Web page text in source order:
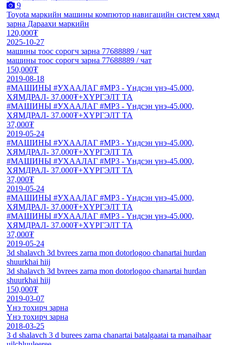
9
Toyota маркийн машины компютор навигацийн систем хямд
зарна Дараахи маркийн
120,000₮
2025-10-27
машины тоос сорогч зарна 77688889 / чат
машины тоос сорогч зарна 77688889 / чат
150,000₮
2019-08-18
#МАШИНЫ #УХААЛАГ #МР3 - Үндсэн үнэ-45.000,
ХЯМДРАЛ- 37.000₮+ХҮРГЭЛТ ТА
#МАШИНЫ #УХААЛАГ #МР3 - Үндсэн үнэ-45.000,
ХЯМДРАЛ- 37.000₮+ХҮРГЭЛТ ТА
37,000₮
2019-05-24
#МАШИНЫ #УХААЛАГ #МР3 - Үндсэн үнэ-45.000,
ХЯМДРАЛ- 37.000₮+ХҮРГЭЛТ ТА
#МАШИНЫ #УХААЛАГ #МР3 - Үндсэн үнэ-45.000,
ХЯМДРАЛ- 37.000₮+ХҮРГЭЛТ ТА
37,000₮
2019-05-24
#МАШИНЫ #УХААЛАГ #МР3 - Үндсэн үнэ-45.000,
ХЯМДРАЛ- 37.000₮+ХҮРГЭЛТ ТА
#МАШИНЫ #УХААЛАГ #МР3 - Үндсэн үнэ-45.000,
ХЯМДРАЛ- 37.000₮+ХҮРГЭЛТ ТА
37,000₮
2019-05-24
3d shalavch 3d bvrees zarna mon dotorlogoo chanartai hurdan
shuurkhai hiij
3d shalavch 3d bvrees zarna mon dotorlogoo chanartai hurdan
shuurkhai hiij
150,000₮
2019-03-07
Үнэ тохирч зарна
Үнэ тохирч зарна
2018-03-25
3 d shalavch 3 d burees zarna chanartai batalgaatai ta manaihaar